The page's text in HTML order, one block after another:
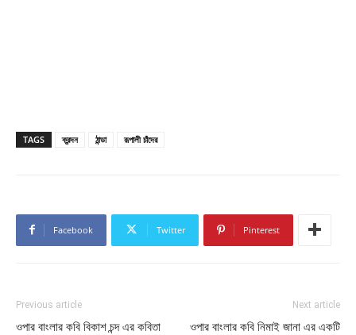
TAGS ক্রন্দন ঠান্ডা রূপালী চাঁদের
Facebook Twitter Pinterest
Previous article
ওপার বাংলার কবি বিকাশ চন্দ এর কবিতা
Next article
ওপার বাংলার কবি নিমাই জানা এর একটি